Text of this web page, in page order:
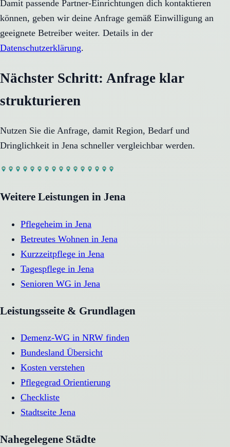
Damit passende Partner-Einrichtungen dich kontaktieren
können, geben wir deine Anfrage gemäß Einwilligung an
geeignete Betreiber weiter. Details in der
Datenschutzerklärung.
Nächster Schritt: Anfrage klar
strukturieren
Nutzen Sie die Anfrage, damit Region, Bedarf und
Dringlichkeit in Jena schneller vergleichbar werden.
Weitere Leistungen in Jena
Pflegeheim in Jena
Betreutes Wohnen in Jena
Kurzzeitpflege in Jena
Tagespflege in Jena
Senioren WG in Jena
Leistungsseite & Grundlagen
Demenz-WG in NRW finden
Bundesland Übersicht
Kosten verstehen
Pflegegrad Orientierung
Checkliste
Stadtseite Jena
Nahegelegene Städte